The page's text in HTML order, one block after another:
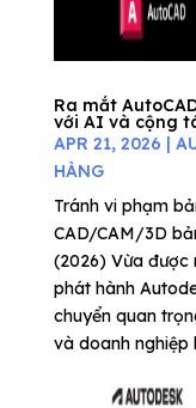
Ra mắt
với AI và cộng
APR 21, 2026 |
HÀNG
Tránh vi phạm
CAD/CAM/3D
(2026) Vừa
phát hành
chuyển quan
và doanh nghiệp